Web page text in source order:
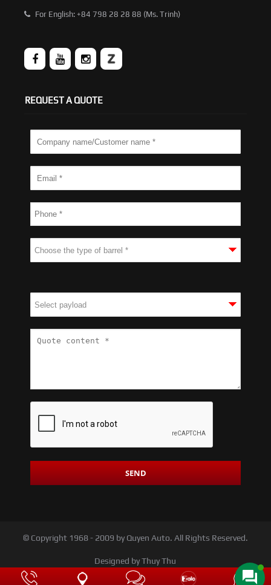
For English: +84 798 28 28 88 (Ms. Trinh)
REQUEST A QUOTE
© Copyright 1968 - 2009 by Quyen Auto. All Rights Reserved.
Designed by Thuy Thu